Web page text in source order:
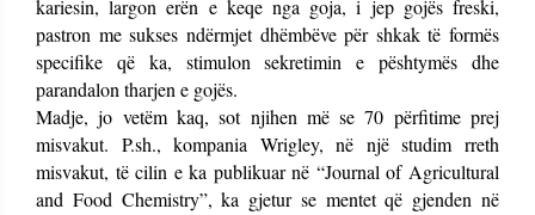
kariesin, largon erën e keqe nga goja, i jep gojës freski,
pastron me sukses ndërmjet dhëmbëve për shkak të formës
specifike që ka, stimulon sekretimin e pështymës dhe
parandalon tharjen e gojës.
Madje, jo vetëm kaq, sot njihen më se 70 përfitime prej
misvakut. P.sh., kompania Wrigley, në një studim rreth
misvakut, të cilin e ka publikuar në “Journal of Agricultural
and Food Chemistry”, ka gjetur se mentet që gjenden në